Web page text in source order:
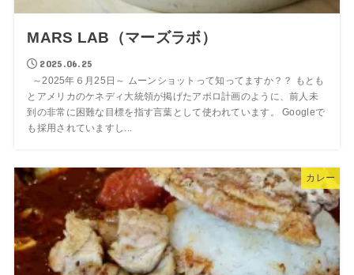
MARS LAB（マーズラボ）
2025.06.25
～2025年６月25日～ ムーンショットって知ってますか？？ もとも
とアメリカのケネディ大統領が掲げたアポロ計画のように、前人未
到の非常に困難な目標を指す言葉として使われています。 Googleで
も採用されていますし...
カレー